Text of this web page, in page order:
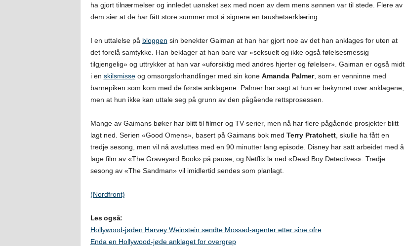
ha gjort tilnærmelser og innledet uønsket sex med noen av dem mens sønnen var til stede. Flere av
dem sier at de har fått store summer mot å signere en taushetserklæring.
I en uttalelse på bloggen sin benekter Gaiman at han har gjort noe av det han anklages for uten at
det forelå samtykke. Han beklager at han bare var «seksuelt og ikke også følelsesmessig
tilgjengelig» og uttrykker at han var «uforsiktig med andres hjerter og følelser». Gaiman er også midt
i en skilsmisseog omsorgsforhandlinger med sin kone Amanda Palmer, som er venninne med
barnepiken som kom med de første anklagene. Palmer har sagt at hun er bekymret over anklagene,
men at hun ikke kan uttale seg på grunn av den pågående rettsprosessen.
Mange av Gaimans bøker har blitt til filmer og TV-serier, men nå har flere pågående prosjekter blitt
lagt ned. Serien «Good Omens», basert på Gaimans bok med Terry Pratchett, skulle ha fått en
tredje sesong, men vil nå avsluttes med en 90 minutter lang episode. Disney har satt arbeidet med å
lage film av «The Graveyard Book» på pause, og Netflix la ned «Dead Boy Detectives». Tredje
sesong av «The Sandman» vil imidlertid sendes som planlagt.
(Nordfront)
Les også:
Hollywood-jøden Harvey Weinstein sendte Mossad-agenter etter sine ofre
Enda en Hollywood-jøde anklaget for overgrep